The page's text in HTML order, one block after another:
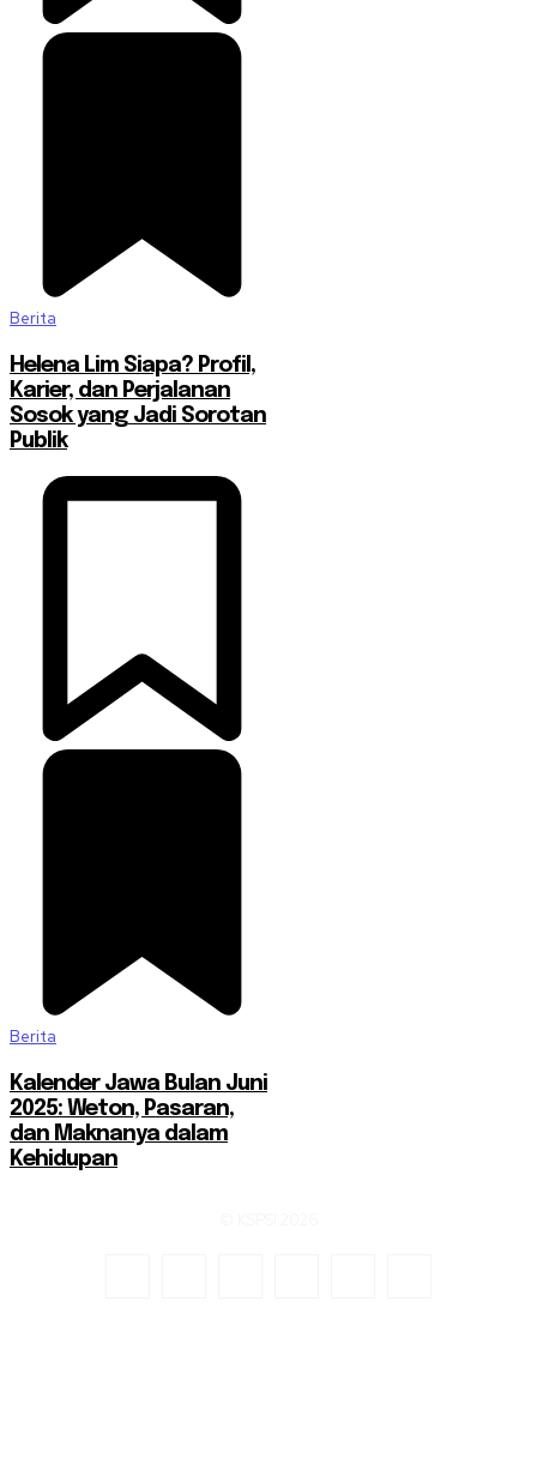
Berita
Helena Lim Siapa? Profil,
Karier, dan Perjalanan
Sosok yang Jadi Sorotan
Publik
Berita
Kalender Jawa Bulan Juni
2025: Weton, Pasaran,
dan Maknanya dalam
Kehidupan